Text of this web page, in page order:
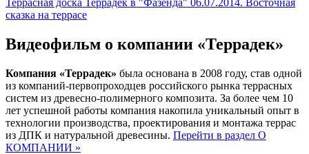
сказка на террасе
Видеофильм о компании «Террадек»
Компания «Террадек» была основана в 2008 году, став одной
из компаний-первопроходцев российского рынка террасных
систем из древесно-полимерного композита. За более чем 10
лет успешной работы компания накопила уникальный опыт в
технологии производства, проектирования и монтажа террас
из ДПК и натуральной древесины. Перейти в раздел О
КОМПАНИИ »